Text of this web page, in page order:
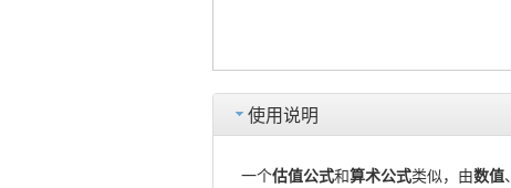
使用说明
一个估值公式和算术公式类似，由数值、